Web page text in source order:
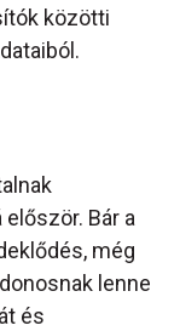
közötti
Bár a
még
lenne
és